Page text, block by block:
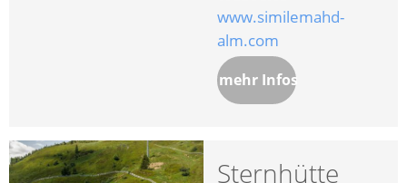
www.similemahd-
alm.com
mehr Infos
Sternhütte